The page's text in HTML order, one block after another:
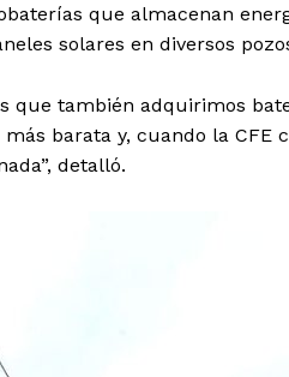
que almacenan
solares en diversos
que también adquirimos
barata y, cuando la CFE
detalló.